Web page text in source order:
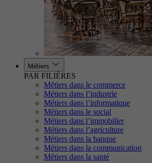
Métiers
PAR FILIÈRES
Métiers dans le commerce
Métiers dans l’industrie
Métiers dans l’informatique
Métiers dans le social
Métiers dans l’immobilier
Métiers dans l’agriculture
Métiers dans la banque
Métiers dans la communication
Métiers dans la santé